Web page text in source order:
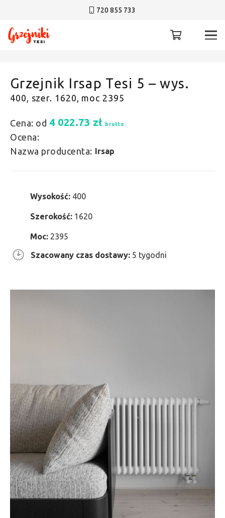
720 855 733
Grzejnik Irsap Tesi 5 – wys.
400, szer. 1620, moc 2395
Cena: od 4 022.73 zł brutto
Ocena:
Nazwa producenta: Irsap
Wysokość: 400
Szerokość: 1620
Moc: 2395
Szacowany czas dostawy: 5 tygodni